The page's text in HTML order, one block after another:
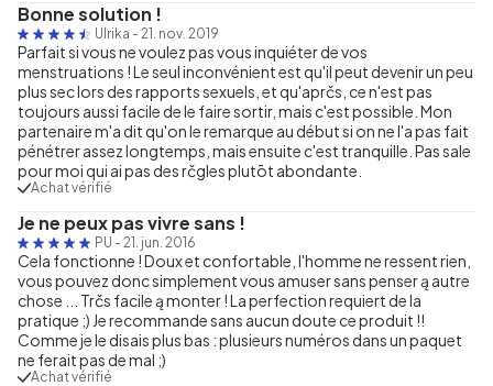
Bonne solution !
Ulrika - 21. nov. 2019
Parfait si vous ne voulez pas vous inquiéter de vos
menstruations ! Le seul inconvénient est qu'il peut devenir un peu
plus sec lors des rapports sexuels, et qu'aprčs, ce n'est pas
toujours aussi facile de le faire sortir, mais c'est possible. Mon
partenaire m'a dit qu'on le remarque au début si on ne l'a pas fait
pénétrer assez longtemps, mais ensuite c'est tranquille. Pas sale
pour moi qui ai pas des rčgles plutōt abondante.
Achat vérifié
Je ne peux pas vivre sans !
PU - 21. jun. 2016
Cela fonctionne ! Doux et confortable, l'homme ne ressent rien,
vous pouvez donc simplement vous amuser sans penser ą autre
chose ... Trčs facile ą monter ! La perfection requiert de la
pratique ;) Je recommande sans aucun doute ce produit !!
Comme je le disais plus bas : plusieurs numéros dans un paquet
ne ferait pas de mal ;)
Achat vérifié